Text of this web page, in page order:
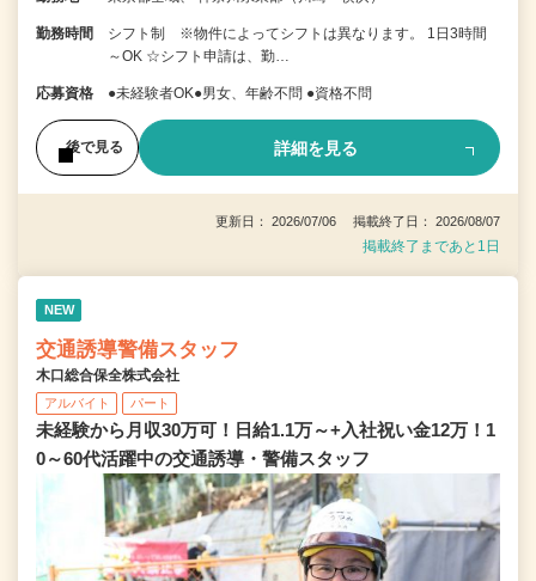
勤務時間
シフト制 ※物件によってシフトは異なります。 1日3時間
～OK ☆シフト申請は、勤…
応募資格 ●未経験者OK●男女、年齢不問 ●資格不問
後で見る 詳細を見る
更新日： 2026/07/06 掲載終了日： 2026/08/07
掲載終了まであと1日
NEW
交通誘導警備スタッフ
木口総合保全株式会社
アルバイト パート
未経験から月収30万可！日給1.1万～+入社祝い金12万！1
0～60代活躍中の交通誘導・警備スタッフ